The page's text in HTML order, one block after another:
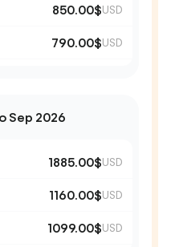
850.00$USD
790.00$USD
Sep 2026
1885.00$USD
1160.00$USD
1099.00$USD